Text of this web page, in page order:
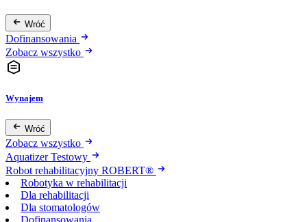
Wróć
Dofinansowania
Zobacz wszystko
Wynajem
Wróć
Zobacz wszystko
Aquatizer Testowy
Robot rehabilitacyjny ROBERT®
Robotyka w rehabilitacji
Dla rehabilitacji
Dla stomatologów
Dofinansowania